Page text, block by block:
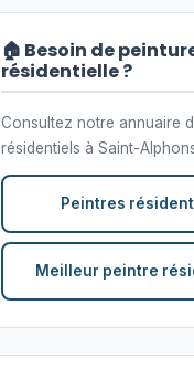
🏠 Besoin de
résidentielle ?
Consultez notre annuaire
résidentiels à Saint-
Peintres
Meilleur peintre